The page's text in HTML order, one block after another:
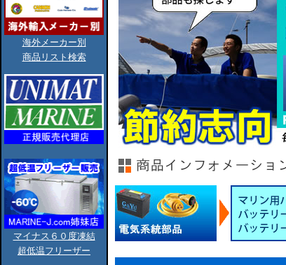
海外メーカー別
商品リスト検索
マイナス６０度凍結
超低温フリーザー